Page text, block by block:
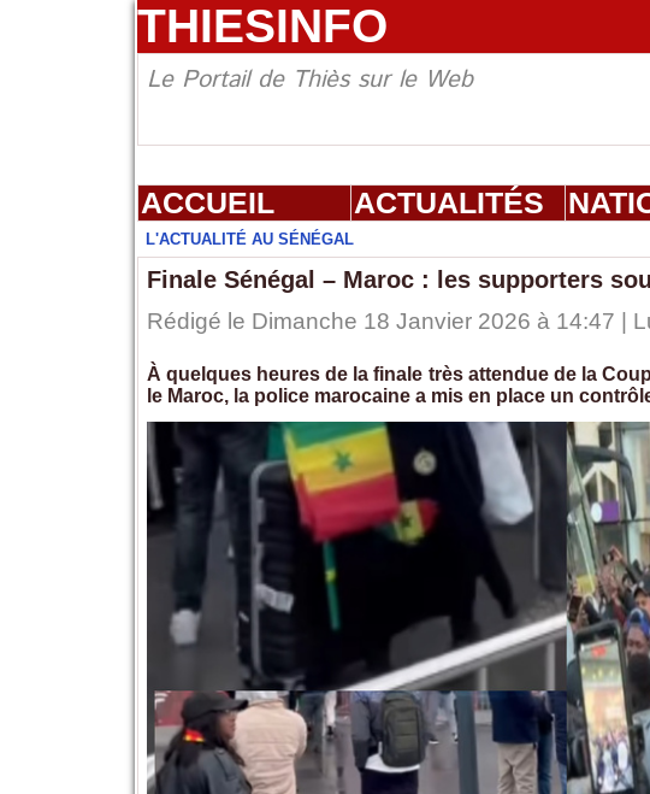
THIESINFO
Le Portail de Thiès sur le Web
ACCUEIL ACTUALITÉS
L'ACTUALITÉ AU SÉNÉGAL
Finale Sénégal – Maroc : les supporters
Rédigé le Dimanche 18 Janvier 2026 à 14:47 |
À quelques heures de la finale très attendue de la
le Maroc, la police marocaine a mis en place un